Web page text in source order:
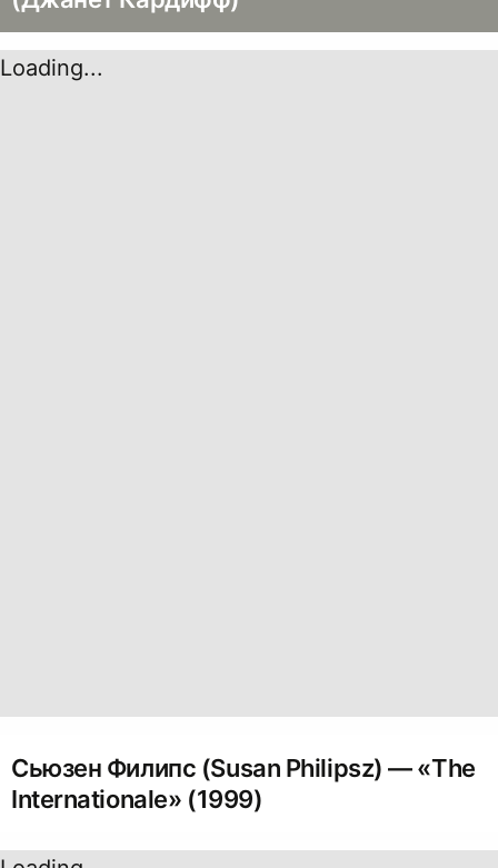
Loading...
Сьюзен Филипс (Susan Philipsz) — «The
Internationale» (1999)